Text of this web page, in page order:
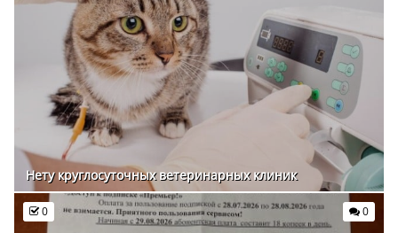
Нету круглосуточных ветеринарных клиник
0 0